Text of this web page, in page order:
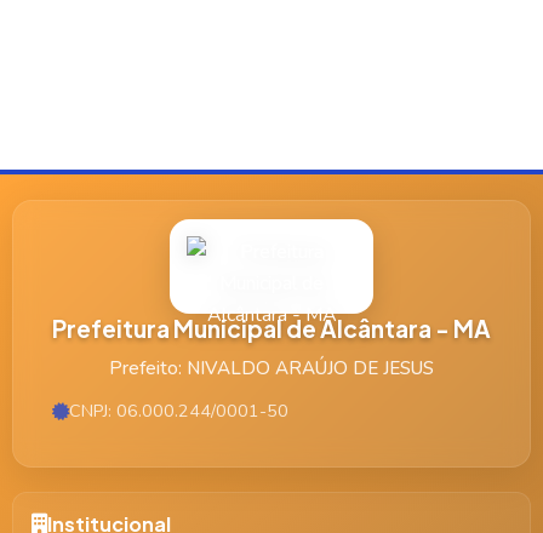
Prefeitura Municipal de Alcântara - MA
Prefeito: NIVALDO ARAÚJO DE JESUS
CNPJ: 06.000.244/0001-50
Institucional